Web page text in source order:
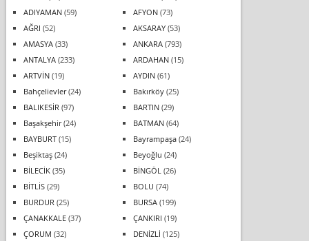
ADIYAMAN(59) AFYON(73)
AĞRI (52) AKSARAY(53)
AMASYA(33) ANKARA(793)
ANTALYA(233) ARDAHAN(15)
ARTVİN(19) AYDIN(61)
Bahçelievler(24) Bakırköy(25)
BALIKESİR (97) BARTIN(29)
Başakşehir(24) BATMAN(64)
BAYBURT(15) Bayrampaşa(24)
Beşiktaş(24) Beyoğlu (24)
BİLECİK(35) BİNGÖL (26)
BİTLİS(29) BOLU (74)
BURDUR (25) BURSA(199)
ÇANAKKALE(37) ÇANKIRI (19)
ÇORUM (32) DENİZLİ (125)